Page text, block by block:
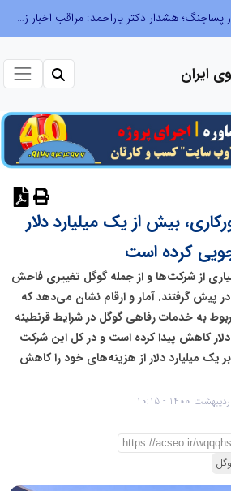
طرحواره های فعال شده در پساجنگ؛ هشدار دکتر یاراحمد: مراقب اخبار زرد و واکنش های هیجانی باشید
ایران
بیش از یک میلیارد دلار
کرده است
از شرکت‌ها و از جمله گوگل تغییری فاحش
پیش گرفتند. آمار و ارقام نشان می‌دهد که
مربوط به خدمات رفاهی گوگل در شرایط قرنطینه
۳۷۱ میلیون دلار کاهش پیدا کرده است و در کل این شرکت
یک میلیارد دلار از هزینه‌های خود را کاهش